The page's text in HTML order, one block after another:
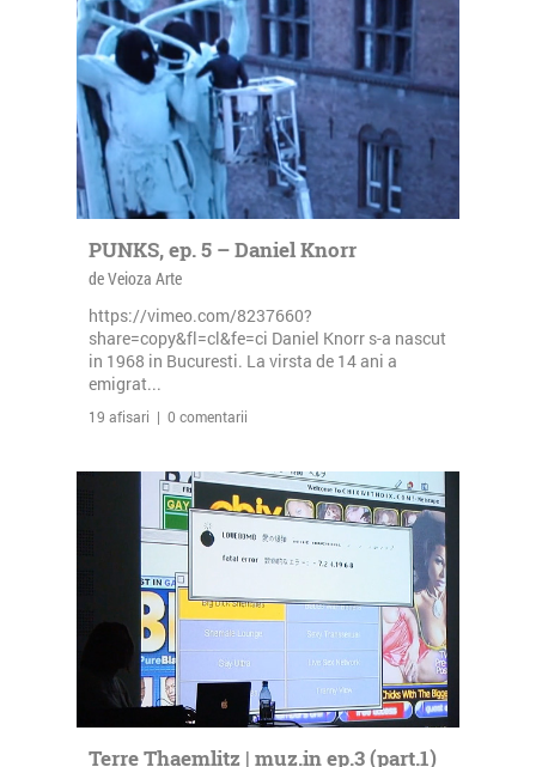
PUNKS, ep. 5 – Daniel Knorr
de Veioza Arte
https://vimeo.com/8237660?
share=copy&fl=cl&fe=ci Daniel Knorr s-a nascut
in 1968 in Bucuresti. La virsta de 14 ani a
emigrat...
19 afisari | 0 comentarii
Terre Thaemlitz | muz.in ep.3 (part.1)